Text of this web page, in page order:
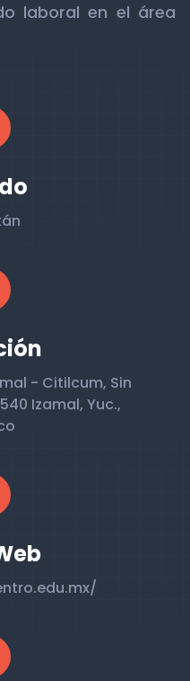
laboral en el área
- Citilcum, Sin
Izamal, Yuc.,